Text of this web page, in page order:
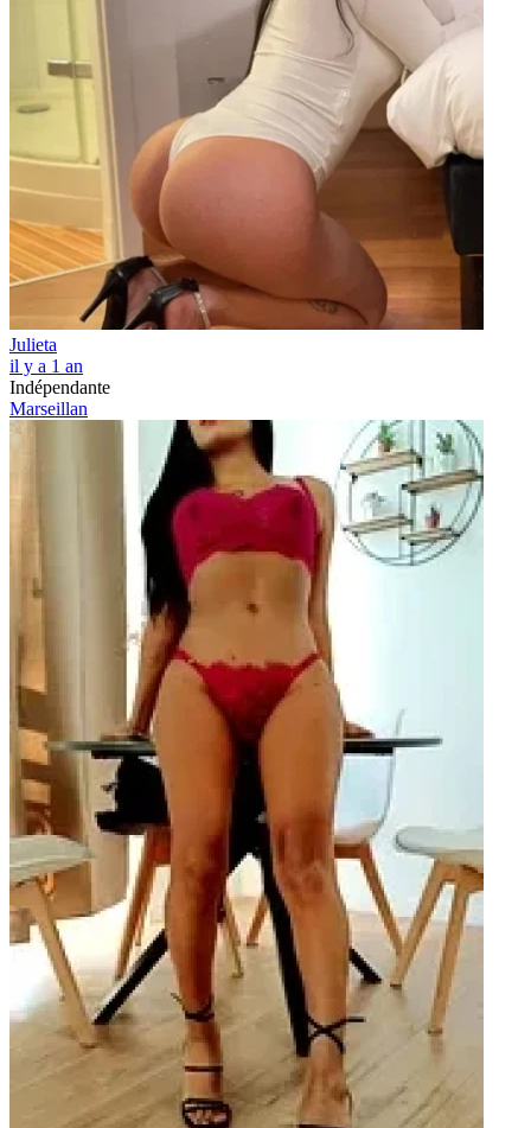
Julieta
il y a 1 an
Indépendante
Marseillan